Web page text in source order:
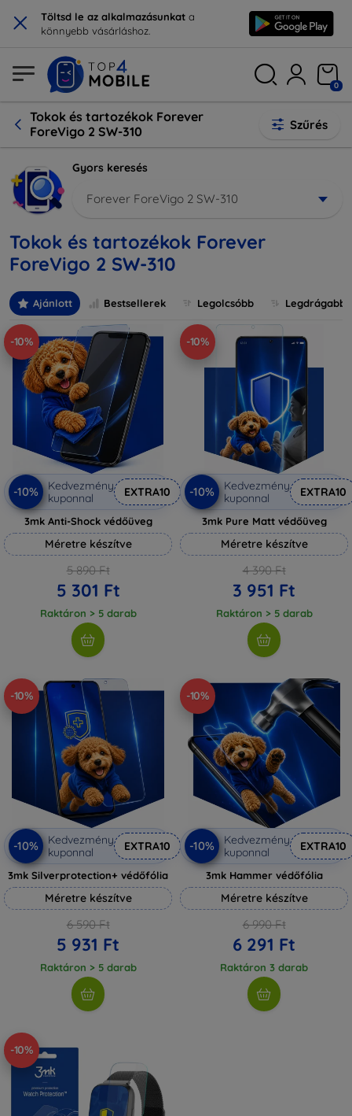
× Töltsd le az alkalmazásunkat a
könnyebb vásárláshoz.
0
Tokok és tartozékok Forever
ForeVigo 2 SW-310
Szűrés
Gyors keresés
Forever ForeVigo 2 SW-310
Tokok és tartozékok Forever
ForeVigo 2 SW-310
Ajánlott Bestsellerek Legolcsóbb Legdrágabb
-10%
-10%
Kedvezmény
kuponnal
EXTRA10
3mk Anti-Shock védőüveg
Méretre készítve
5 890 Ft
5 301 Ft
Raktáron > 5 darab
-10%
-10%
Kedvezmény
kuponnal
EXTRA10
3mk Pure Matt védőüveg
Méretre készítve
4 390 Ft
3 951 Ft
Raktáron > 5 darab
-10%
-10%
Kedvezmény
kuponnal
EXTRA10
3mk Silverprotection+ védőfólia
Méretre készítve
6 590 Ft
5 931 Ft
Raktáron > 5 darab
-10%
-10%
Kedvezmény
kuponnal
EXTRA10
3mk Hammer védőfólia
Méretre készítve
6 990 Ft
6 291 Ft
Raktáron 3 darab
-10%